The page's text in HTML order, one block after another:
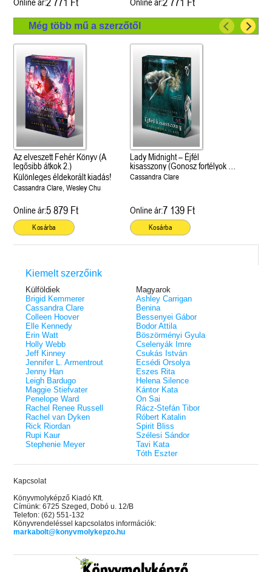
Online ár: Online ár:
Még több mű a szerzőtől
Az elveszett Fehér Könyv (A
legősibb átkok 2.)
Különleges éldekorált kiadás!
Cassandra Clare, Wesley Chu
Online ár:5 879 Ft
Kosárba
Lady Midnight – Éjfél
kisasszony (Gonosz fortélyok 1.)
Különleges éldekorált kiadás!
Cassandra Clare
Online ár:7 139 Ft
Kosárba
Kiemelt szerzőink
Külföldiek
Brigid Kemmerer
Cassandra Clare
Colleen Hoover
Elle Kennedy
Erin Watt
Holly Webb
Jeff Kinney
Jennifer L. Armentrout
Jenny Han
Leigh Bardugo
Maggie Stiefvater
Penelope Ward
Rachel Renee Russell
Rachel van Dyken
Rick Riordan
Rupi Kaur
Stephenie Meyer
Magyarok
Ashley Carrigan
Benina
Bessenyei Gábor
Bodor Attila
Böszörményi Gyula
Cselenyák Imre
Csukás István
Ecsédi Orsolya
Eszes Rita
Helena Silence
Kántor Kata
On Sai
Rácz-Stefán Tibor
Róbert Katalin
Spirit Bliss
Szélesi Sándor
Tavi Kata
Tóth Eszter
Kapcsolat
Könyvmolyképző Kiadó Kft.
Címünk: 6725 Szeged, Dobó u. 12/B
Telefon: (62) 551-132
Könyvrendeléssel kapcsolatos információk:
markabolt@konyvmolykepzo.hu